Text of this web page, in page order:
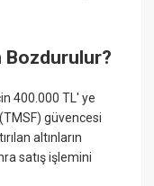
Bozdurulur?
400.000 TL' ye
güvencesi
altınların
satış işlemini